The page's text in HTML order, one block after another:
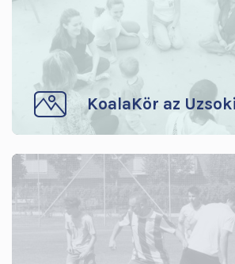
KoalaKör az